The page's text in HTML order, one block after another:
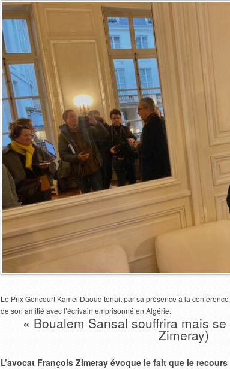
Le Prix Goncourt Kamel Daoud tenait par sa présence à la
de son amitié avec l’écrivain emprisonné en Algérie.
« Boualem Sansal souffrira mais
Zimeray)
L’avocat François Zimeray évoque le fait que le